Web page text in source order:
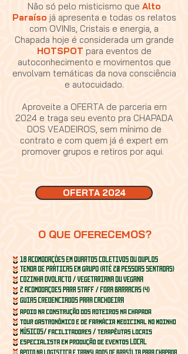
Não só pelo misticismo que Alto
Paraíso já apresenta e todas os relatos
com OVINIs, Cristais e energia, a
Chapada hoje é considerada um grande
HOTSPOT para eventos de
autoconhecimento e movimentos que
envolvam temáticas da nova consciência
e autocuidado.
Aproveite a OFERTA de parceria em
2024 e traga seu evento pra CHAPADA
DOS VEADEIROS, sem mínimo de
contrato e com quem já é expert em
promover grupos e retiros por aqui.
OFERTA 2024
O QUE OFERECEMOS?